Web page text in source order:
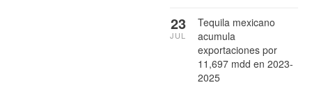
Tequila mexicano
acumula
exportaciones por
11,697 mdd en 2023-
2025
23
JUL